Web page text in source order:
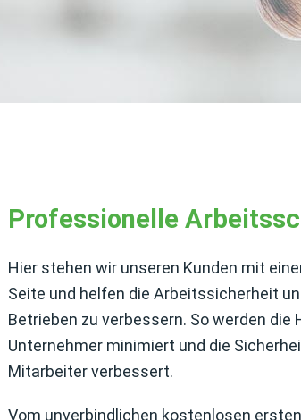
Professionelle
Hier stehen wir unseren Kunden mit
Seite und helfen die Arbeitssicherheit
Betrieben zu verbessern. So werden
Unternehmer minimiert und die
Mitarbeiter verbessert.
Vom unverbindlichen kostenlosen